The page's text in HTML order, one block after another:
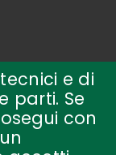
e di
parti. Se
con